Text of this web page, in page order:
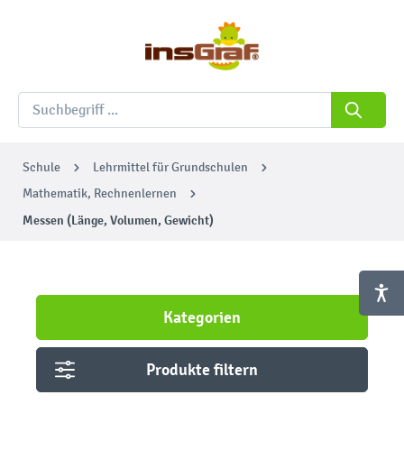
Schule
Lehrmittel für Grundschulen
Mathematik, Rechnenlernen
Messen (Länge, Volumen, Gewicht)
Kategorien
Produkte filtern